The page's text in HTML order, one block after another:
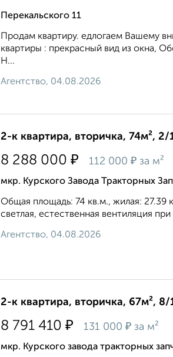
Перекальского 11
Продам квартиру. едлогаем Вашему
квартиры : прекрасный вид из окна,
Н...
Агентство, 04.08.2026
2-к квартира, вторичка, 74м², 2/
8 288 000 ₽ 112 000 ₽ за м²
мкр. Курского Завода Тракторных
Общая площадь: 74 кв.м., жилая: 27.39
светлая, естественная вентиляция
Агентство, 04.08.2026
2-к квартира, вторичка, 67м², 8/
8 791 410 ₽ 131 000 ₽ за м²
мкр. Курского завода тракторных